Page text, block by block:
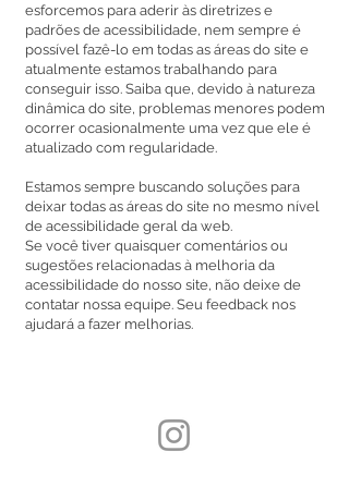
esforcemos para aderir às diretrizes e
padrões de acessibilidade, nem sempre é
possível fazê-lo em todas as áreas do site e
atualmente estamos trabalhando para
conseguir isso. Saiba que, devido à natureza
dinâmica do site, problemas menores podem
ocorrer ocasionalmente uma vez que ele é
atualizado com regularidade.
Estamos sempre buscando soluções para
deixar todas as áreas do site no mesmo nível
de acessibilidade geral da web.
Se você tiver quaisquer comentários ou
sugestões relacionadas à melhoria da
acessibilidade do nosso site, não deixe de
contatar nossa equipe. Seu feedback nos
ajudará a fazer melhorias.